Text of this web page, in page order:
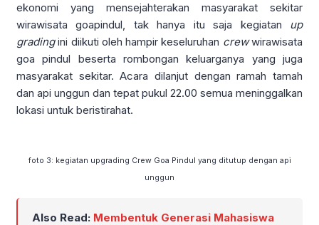
ekonomi yang mensejahterakan masyarakat sekitar
wirawisata goapindul, tak hanya itu saja kegiatan up
gradingini diikuti oleh hampir keseluruhan crewwirawisata
goa pindul beserta rombongan keluarganya yang juga
masyarakat sekitar. Acara dilanjut dengan ramah tamah
dan api unggun dan tepat pukul 22.00 semua meninggalkan
lokasi untuk beristirahat.
foto 3: kegiatan upgrading Crew Goa Pindul yang ditutup dengan api
unggun
Also Read: Membentuk Generasi Mahasiswa